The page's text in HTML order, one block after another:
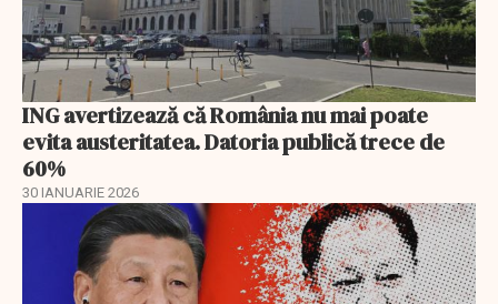
ING avertizează că România nu mai poate
evita austeritatea. Datoria publică trece de
60%
30 IANUARIE 2026